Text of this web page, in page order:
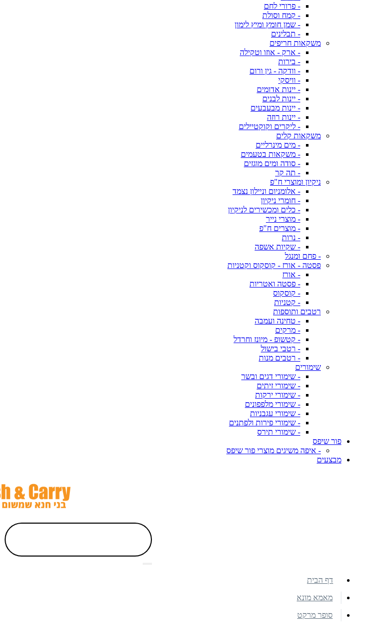
- פרורי לחם
- קמח וסולת
- שמן חומץ ומיץ לימון
- תבלינים
משקאות חריפים
- ארק - אוזו וטקילה
- בירות
- וודקה - גין ורום
- וויסקי
- יינות אדומים
- יינות לבנים
- יינות מבעבעים
- יינות רוזה
- ליקרים וקוקטיילים
משקאות קלים
- מים מינרליים
- משקאות בטעמים
- סודה ומים מוגזים
- תה קר
ניקיון ומוצרי ח"פ
- אלומניום וניילון נצמד
- חומרי ניקיון
- כלים ומכשירים לניקיון
- מוצרי נייר
- מוצרים ח"פ
- נרות
- שקיות אשפה
- פחם ומנגל
פסטה - אורז - קוסקוס וקטניות
- אורז
- פסטה ואטריות
- קוסקוס
- קטניות
רטבים ותוספות
- טחינה ועמבה
- מרקים
- קטשופ - מיונז וחרדל
- רטבי בישול
- רטבים מנות
שימורים
- שימורי דגים ובשר
- שימורי זיתים
- שימורי ירקות
- שימורי מלפפונים
- שימורי עגבניות
- שימורי פירות ולפתנים
- שימורי תירס
פור שיפס
- איפה משיגים מוצרי פור שיפס
מבצעים
דף הבית
מאמא מונא
סופר מרקט